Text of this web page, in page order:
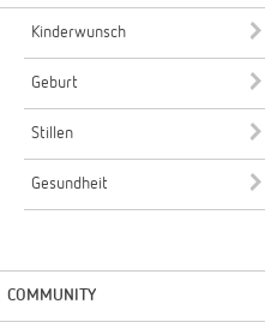
Kinderwunsch
Geburt
Stillen
Gesundheit
COMMUNITY